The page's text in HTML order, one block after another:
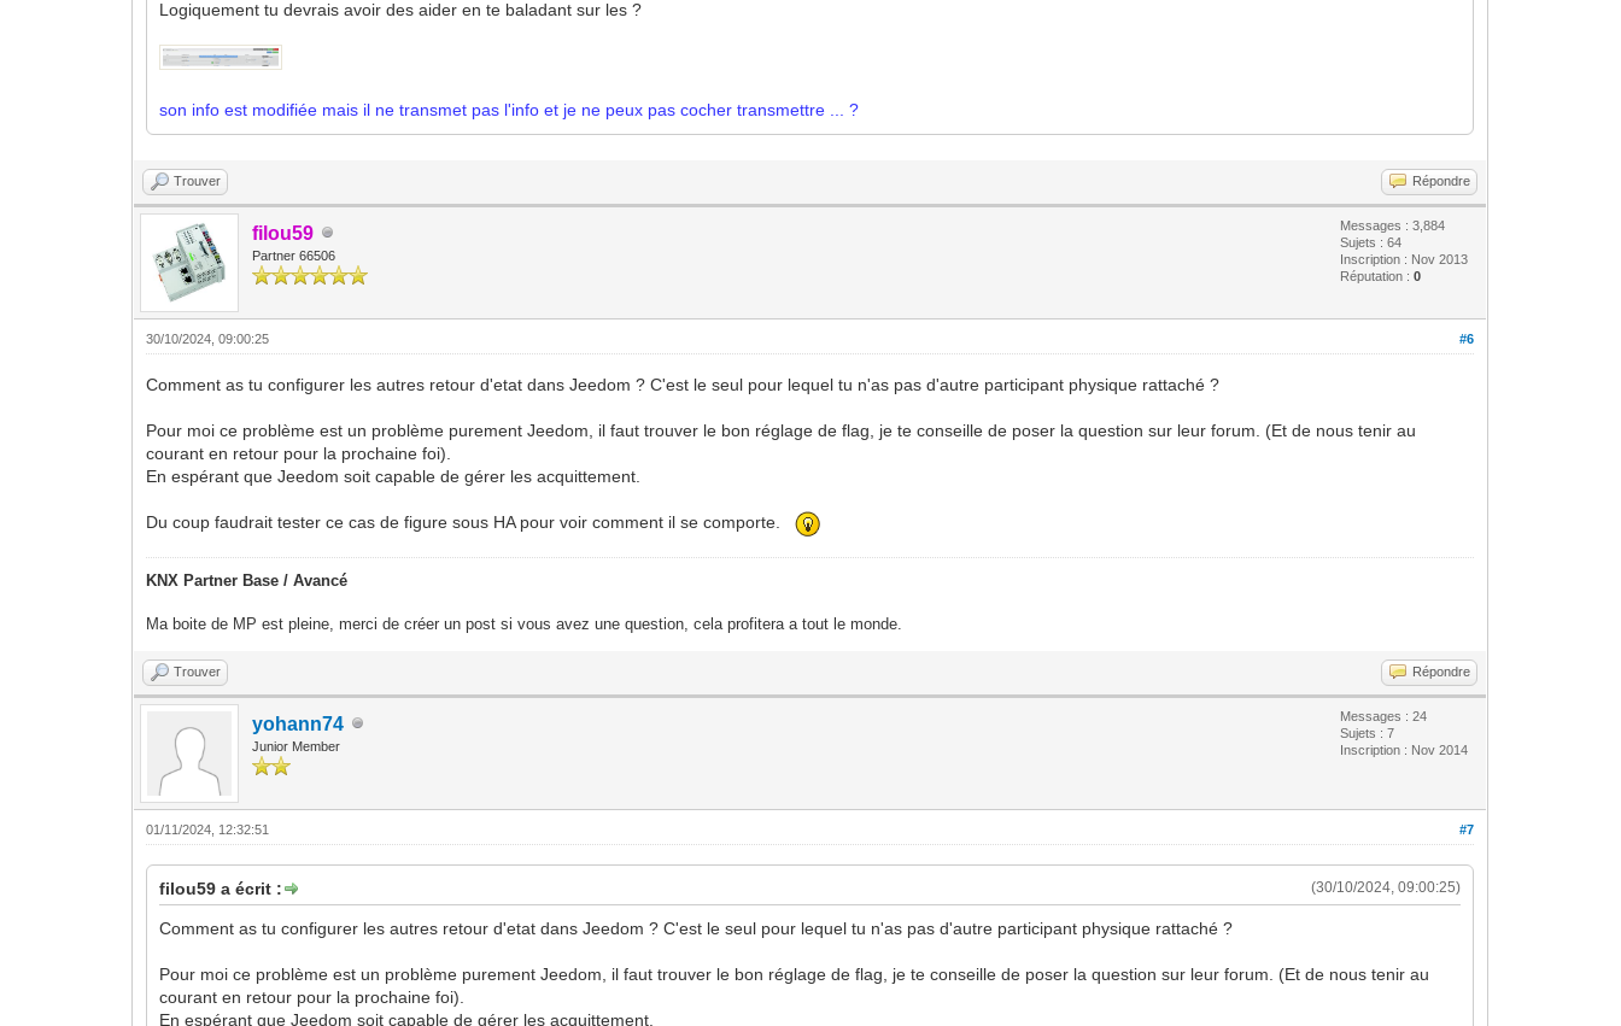
Logiquement tu devrais avoir des aider en te baladant sur les ?
son info est modifiée mais il ne transmet pas l'info et je ne peux pas cocher transmettre ... ?
Trouver Répondre
filou59
Partner 66506
Messages : 3,884
Sujets : 64
Inscription : Nov 2013
Réputation :0
#6
30/10/2024, 09:00:25
Comment as tu configurer les autres retour d'etat dans Jeedom ? C'est le seul pour lequel tu n'as pas d'autre participant physique rattaché ?
Pour moi ce problème est un problème purement Jeedom, il faut trouver le bon réglage de flag, je te conseille de poser la question sur leur forum. (Et de nous tenir au
courant en retour pour la prochaine foi).
En espérant que Jeedom soit capable de gérer les acquittement.
Du coup faudrait tester ce cas de figure sous HA pour voir comment il se comporte.
KNX Partner Base / Avancé
Ma boite de MP est pleine, merci de créer un post si vous avez une question, cela profitera a tout le monde.
Trouver Répondre
yohann74
Junior Member
Messages : 24
Sujets : 7
Inscription : Nov 2014
#7
01/11/2024, 12:32:51
(30/10/2024, 09:00:25)
filou59 a écrit :
Comment as tu configurer les autres retour d'etat dans Jeedom ? C'est le seul pour lequel tu n'as pas d'autre participant physique rattaché ?
Pour moi ce problème est un problème purement Jeedom, il faut trouver le bon réglage de flag, je te conseille de poser la question sur leur forum. (Et de nous tenir au
courant en retour pour la prochaine foi).
En espérant que Jeedom soit capable de gérer les acquittement.